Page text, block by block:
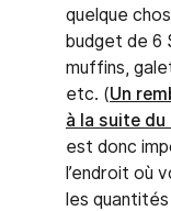
quelque
budget de 6
muffins,
etc. (Un
à la suite
est donc
l’endroit où
les